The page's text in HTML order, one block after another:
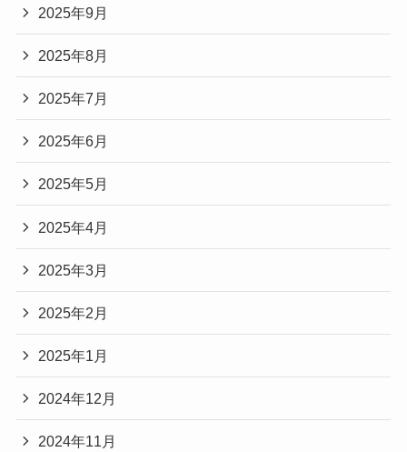
2025年9月
2025年8月
2025年7月
2025年6月
2025年5月
2025年4月
2025年3月
2025年2月
2025年1月
2024年12月
2024年11月